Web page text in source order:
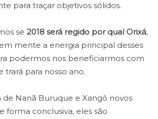
para traçar objetivos sólidos.
se 2018 será regido por qual Orixá,
mente a energia principal desses
podermos nos beneficiarmos com
trará para nosso ano.
de Nanã Buruque e Xangô novos
forma conclusiva, eles são